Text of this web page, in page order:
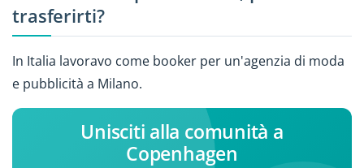
trasferirti?
In Italia lavoravo come booker per un'agenzia di moda
e pubblicità a Milano.
Unisciti alla comunità a
Copenhagen